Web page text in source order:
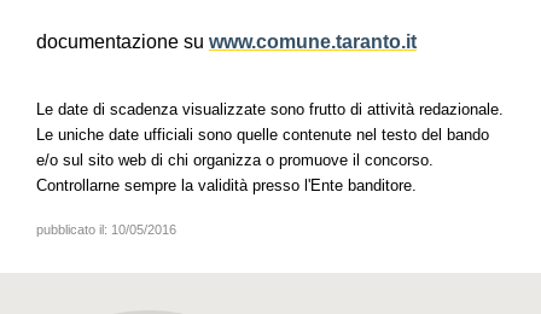
documentazione su www.comune.taranto.it
Le date di scadenza visualizzate sono frutto di attività redazionale.
Le uniche date ufficiali sono quelle contenute nel testo del bando
e/o sul sito web di chi organizza o promuove il concorso.
Controllarne sempre la validità presso l'Ente banditore.
pubblicato il: 10/05/2016